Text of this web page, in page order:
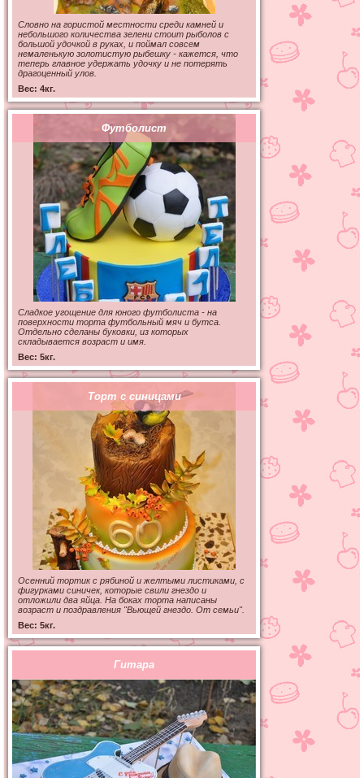
Словно на гористой местности среди камней и
небольшого количества зелени стоит рыболов с
большой удочкой в руках, и поймал совсем
немаленькую золотистую рыбешку - кажется, что
теперь главное удержать удочку и не потерять
драгоценный улов.
Вес: 4кг.
Футболист
Сладкое угощение для юного футболиста - на
поверхности торта футбольный мяч и бутса.
Отдельно сделаны буковки, из которых
складывается возраст и имя.
Вес: 5кг.
Торт с синицами
Осенний тортик с рябиной и желтыми листиками, с
фигурками синичек, которые свили гнездо и
отложили два яйца. На боках торта написаны
возраст и поздравления "Вьющей гнездо. От семьи".
Вес: 5кг.
Гитара